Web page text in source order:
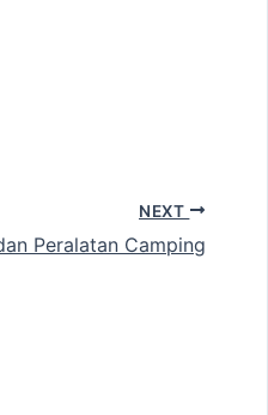
NEXT
Peralatan Camping